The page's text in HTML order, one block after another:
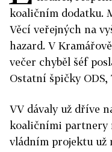
koaličním dodatku.
Věcí veřejných na
hazard. V
večer chyběl šéf
Ostatní špičky ODS,
VV dávaly už dříve
koaličními partnery
vládním projektu už